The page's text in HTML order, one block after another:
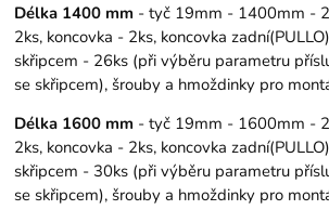
Délka 1400 mm - tyč 19mm - 1400mm -
2ks, koncovka - 2ks, koncovka
skřipcem - 26ks (při výběru parametru
se skřipcem), šrouby a hmoždinky pro
Délka 1600 mm - tyč 19mm - 1600mm -
2ks, koncovka - 2ks, koncovka
skřipcem - 30ks (při výběru parametru
se skřipcem), šrouby a hmoždinky pro